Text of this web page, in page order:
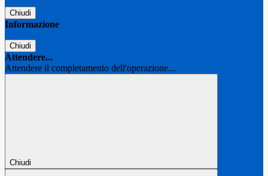
Chiudi
Informazione
Chiudi
Attendere...
Attendere il completamento dell'operazione...
Chiudi